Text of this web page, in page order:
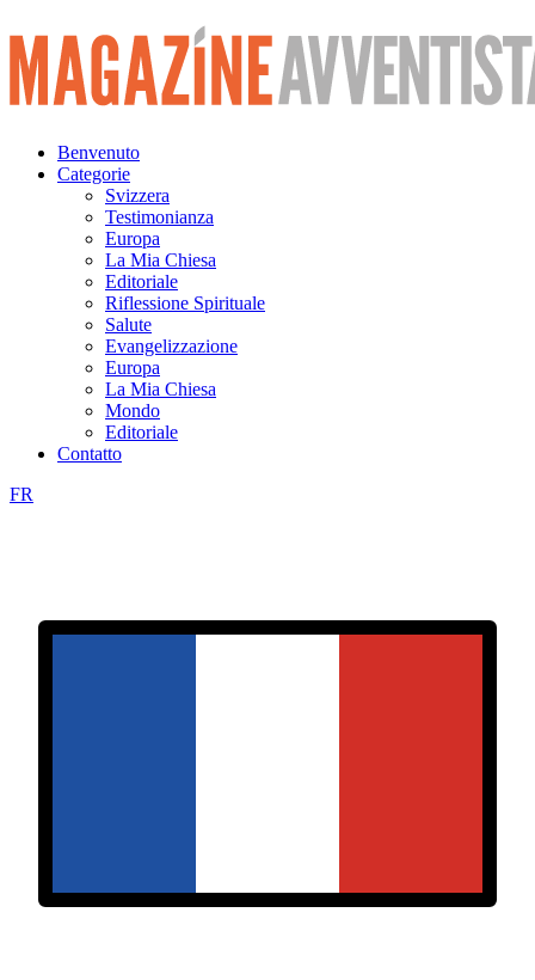
Vai
al
contenuto
Benvenuto
Categorie
Svizzera
Testimonianza
Europa
La Mia Chiesa
Editoriale
Riflessione Spirituale
Salute
Evangelizzazione
Europa
La Mia Chiesa
Mondo
Editoriale
Contatto
FR